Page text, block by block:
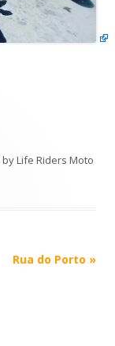
byLife Riders Moto
Rua do Porto »